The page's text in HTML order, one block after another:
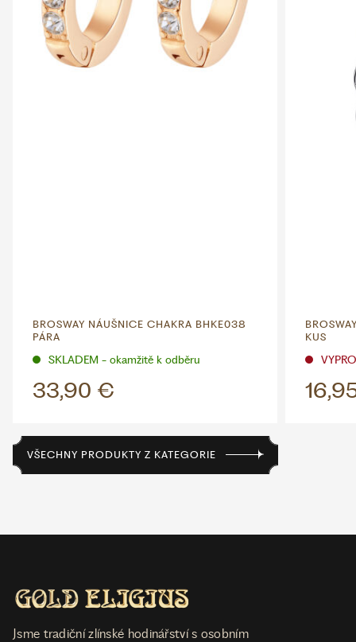
BROSWAY NÁUŠNICE CHAKRA BHKE038
PÁRA
SKLADEM - okamžitě k odběru
33,90 €
KUS
VŠECHNY PRODUKTY Z KATEGORIE
Jsme tradiční zlínské hodinářství s osobním